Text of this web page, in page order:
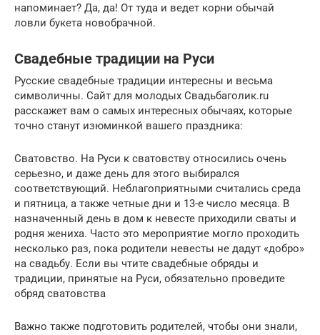
напоминает? Да, да! От туда и ведет корни обычай
ловли букета новобрачной.
Свадебные традиции на Руси
Русские свадебные традиции интересны и весьма
символичны. Сайт для молодых Свадьбаголик.ru
расскажет вам о самых интересных обычаях, которые
точно станут изюминкой вашего праздника:
Сватовство. На Руси к сватовству относились очень
серьезно, и даже день для этого выбирался
соответствующий. Неблагоприятными считались среда
и пятница, а также четные дни и 13-е число месяца. В
назначенный день в дом к невесте приходили сваты и
родня жениха. Часто это мероприятие могло проходить
несколько раз, пока родители невесты не дадут «добро»
на свадьбу. Если вы чтите свадебные обряды и
традиции, принятые на Руси, обязательно проведите
обряд сватовства
Важно также подготовить родителей, чтобы они знали,